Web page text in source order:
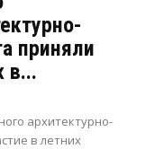
приняли
в...
архитектурно-
в летних